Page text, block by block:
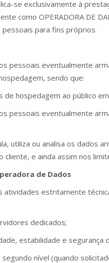
se exclusivamente à
como OPERADORA DE
para fins próprios.
pessoais eventualmente
sendo que:
de hospedagem ao público
pessoais eventualmente
utiliza ou analisa os
cliente, e ainda assim nos
de Dados
atividades estritamente
dedicados;
estabilidade e segurança
nível (quando